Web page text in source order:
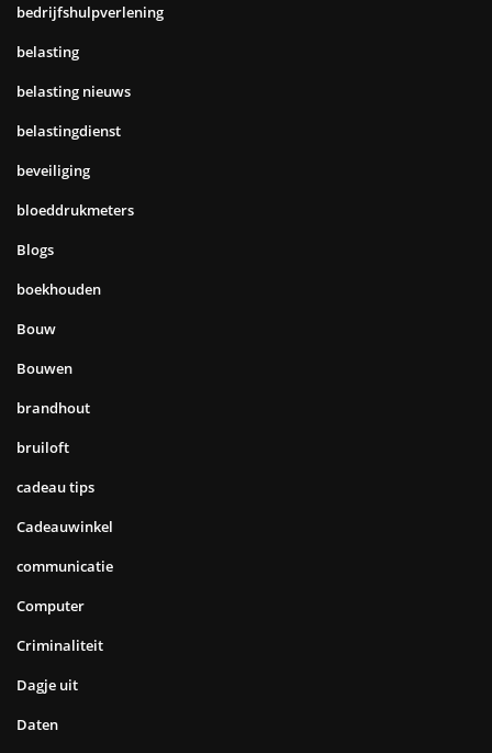
bedrijfshulpverlening
belasting
belasting nieuws
belastingdienst
beveiliging
bloeddrukmeters
Blogs
boekhouden
Bouw
Bouwen
brandhout
bruiloft
cadeau tips
Cadeauwinkel
communicatie
Computer
Criminaliteit
Dagje uit
Daten